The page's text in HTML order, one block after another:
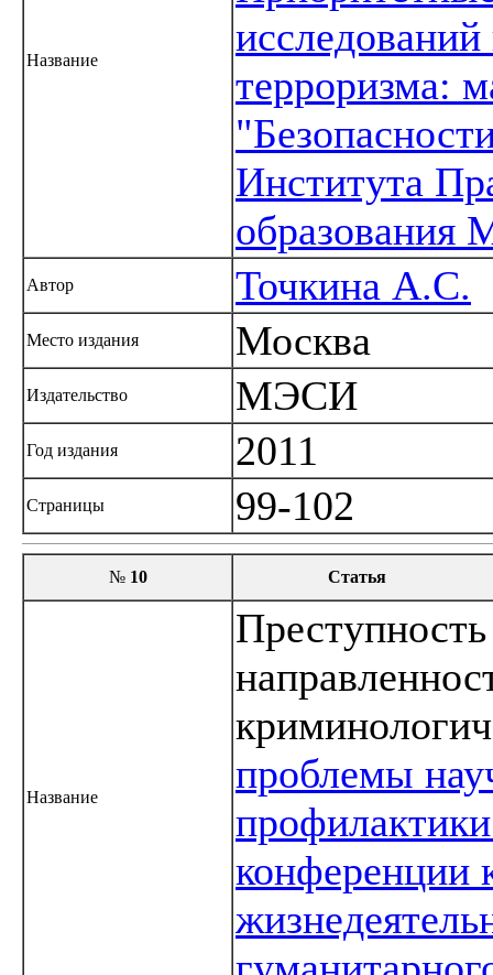
Название
терроризма:
Института
Автор Точкина А.С.
Место издания Москва
Издательство МЭСИ
Год издания 2011
Страницы 99-102
№ 10 Статья
Название
проблемы
конференции